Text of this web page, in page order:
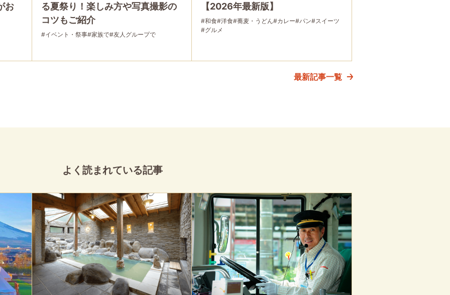
お
る夏祭り！楽しみ方や写真撮影の
コツもご紹介
#イベント・祭事#家族で#友人グループで
【2026年最新版】
#和食#洋食#蕎麦・うどん#カレー#パン#スイーツ
#グルメ
最新記事一覧
よく読まれている記事